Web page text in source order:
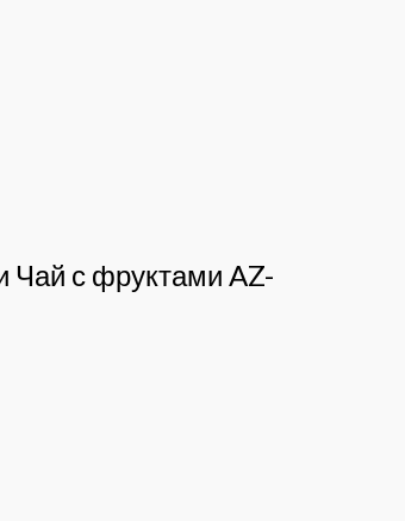
Чай с фруктами AZ-